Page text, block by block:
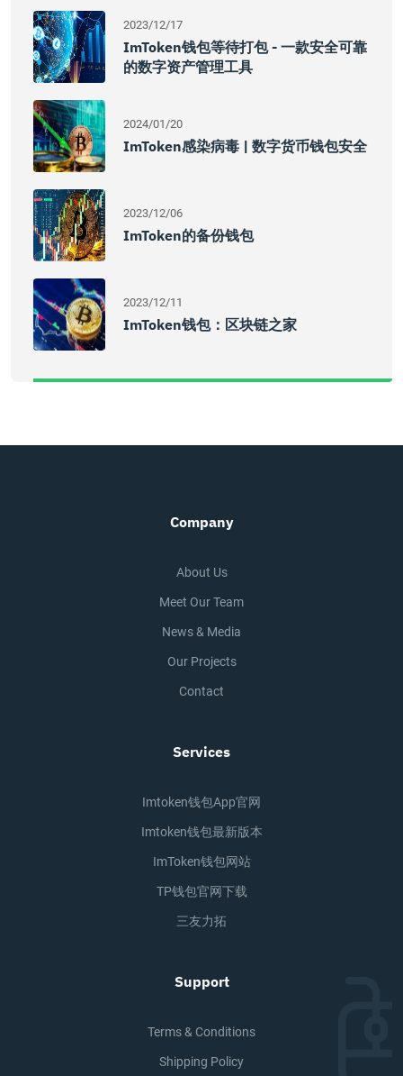
2023/12/17
ImToken钱包等待打包 - 一款安全可靠
的数字资产管理工具
2024/01/20
ImToken感染病毒 | 数字货币钱包安全
2023/12/06
ImToken的备份钱包
2023/12/11
ImToken钱包：区块链之家
Company
About Us
Meet Our Team
News & Media
Our Projects
Contact
Services
Imtoken钱包app官网
Imtoken钱包最新版本
ImToken钱包网站
TP钱包官网下载
三友力拓
Support
Terms & Conditions
Shipping Policy